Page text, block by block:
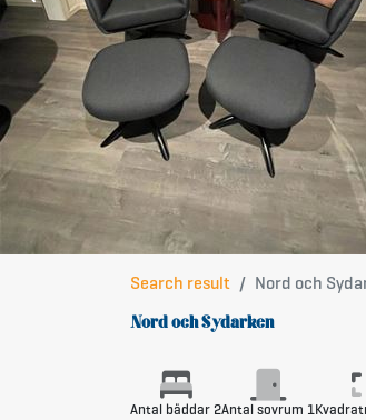
Search result
Nord och
Nord och Sydarken
Antal bäddar 2Antal sovrum 1